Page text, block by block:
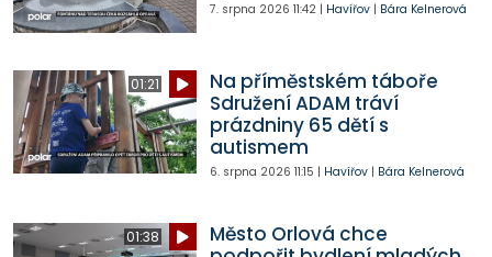
7. srpna 2026 11:42| Havířov| Bára Kelnerová
01:21
Na příměstském táboře
Sdružení ADAM tráví
prázdniny 65 dětí s
autismem
6. srpna 2026 11:15 | Havířov| Bára Kelnerová
01:38
Město Orlová chce